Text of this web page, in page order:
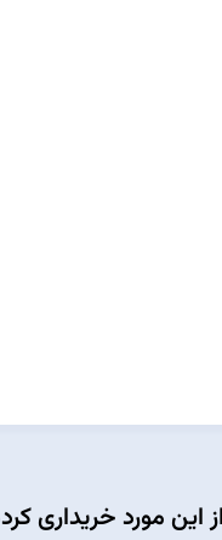
این مورد خریداری